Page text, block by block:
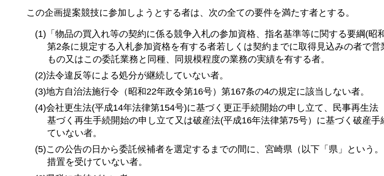
この企画提案競技に参加しようとする者は、次の全ての要件を満たす者とする。
(1)「物品の買入れ等の契約に係る競争入札の参加資格、指名基準等に関する要綱(昭
第2条に規定する入札参加資格を有する者若しくは契約までに取得見込みの者で
もの又はこの委託業務と同種、同規模程度の業務の実績を有する者。
(2)法令違反等による処分が継続していない者。
(3)地方自治法施行令（昭和22年政令第16号）第167条の4の規定に該当しない者。
(4)会社更生法(平成14年法律第154号)に基づく更正手続開始の申し立て、民事再生法
基づく再生手続開始の申し立て又は破産法(平成16年法律第75号）に基づく破産
ていない者。
(5)この公告の日から委託候補者を選定するまでの間に、宮崎県（以下「県」という
措置を受けていない者。